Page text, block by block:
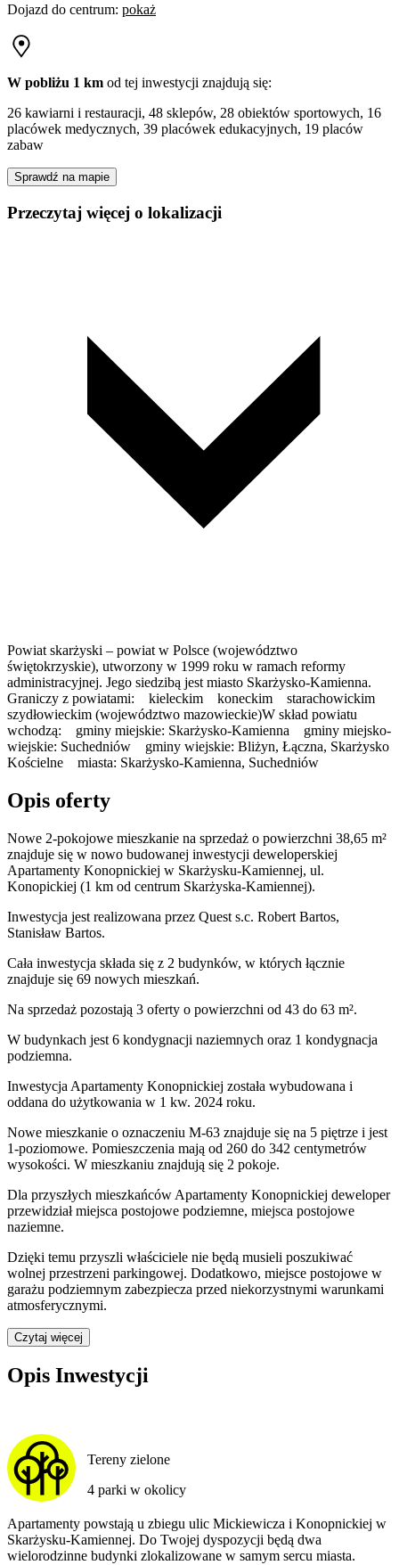
Dojazd do centrum: pokaż
W pobliżu 1 km od tej inwestycji znajdują się:
26 kawiarni i restauracji, 48 sklepów, 28 obiektów sportowych, 16
placówek medycznych, 39 placówek edukacyjnych, 19 placów
zabaw
Sprawdź na mapie
Przeczytaj więcej o lokalizacji
Powiat skarżyski – powiat w Polsce (województwo
świętokrzyskie), utworzony w 1999 roku w ramach reformy
administracyjnej. Jego siedzibą jest miasto Skarżysko-Kamienna.
Graniczy z powiatami: kieleckim koneckim starachowickim
szydłowieckim (województwo mazowieckie)W skład powiatu
wchodzą: gminy miejskie: Skarżysko-Kamienna gminy miejsko-
wiejskie: Suchedniów gminy wiejskie: Bliżyn, Łączna, Skarżysko
Kościelne miasta: Skarżysko-Kamienna, Suchedniów
Opis oferty
Nowe 2-pokojowe mieszkanie na sprzedaż o powierzchni 38,65 m²
znajduje się w nowo budowanej inwestycji deweloperskiej
Apartamenty Konopnickiej w Skarżysku-Kamiennej, ul.
Konopickiej (1 km od centrum Skarżyska-Kamiennej).
Inwestycja jest realizowana przez Quest s.c. Robert Bartos,
Stanisław Bartos.
Cała inwestycja składa się z 2 budynków, w których łącznie
znajduje się 69 nowych mieszkań.
Na sprzedaż pozostają 3 oferty o powierzchni od 43 do 63 m².
W budynkach jest 6 kondygnacji naziemnych oraz 1 kondygnacja
podziemna.
Inwestycja Apartamenty Konopnickiej została wybudowana i
oddana do użytkowania w 1 kw. 2024 roku.
Nowe mieszkanie o oznaczeniu M-63 znajduje się na 5 piętrze i jest
1-poziomowe. Pomieszczenia mają od 260 do 342 centymetrów
wysokości. W mieszkaniu znajdują się 2 pokoje.
Dla przyszłych mieszkańców Apartamenty Konopnickiej deweloper
przewidziałmiejsca postojowe podziemne, miejsca postojowe
naziemne.
Dzięki temu przyszli właściciele nie będą musieli poszukiwać
wolnej przestrzeni parkingowej. Dodatkowo, miejsce postojowe w
garażu podziemnym zabezpiecza przed niekorzystnymi warunkami
atmosferycznymi.
Czytaj więcej
Opis Inwestycji
Tereny zielone
4 parki w okolicy
Apartamenty powstają u zbiegu ulic Mickiewicza i Konopnickiej w
Skarżysku-Kamiennej. Do Twojej dyspozycji będą dwa
wielorodzinne budynki zlokalizowane w samym sercu miasta.